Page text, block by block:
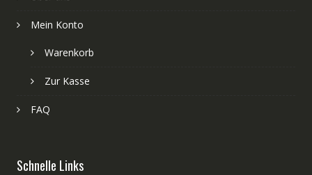
Mein Konto
Warenkorb
Zur Kasse
FAQ
Schnelle Links